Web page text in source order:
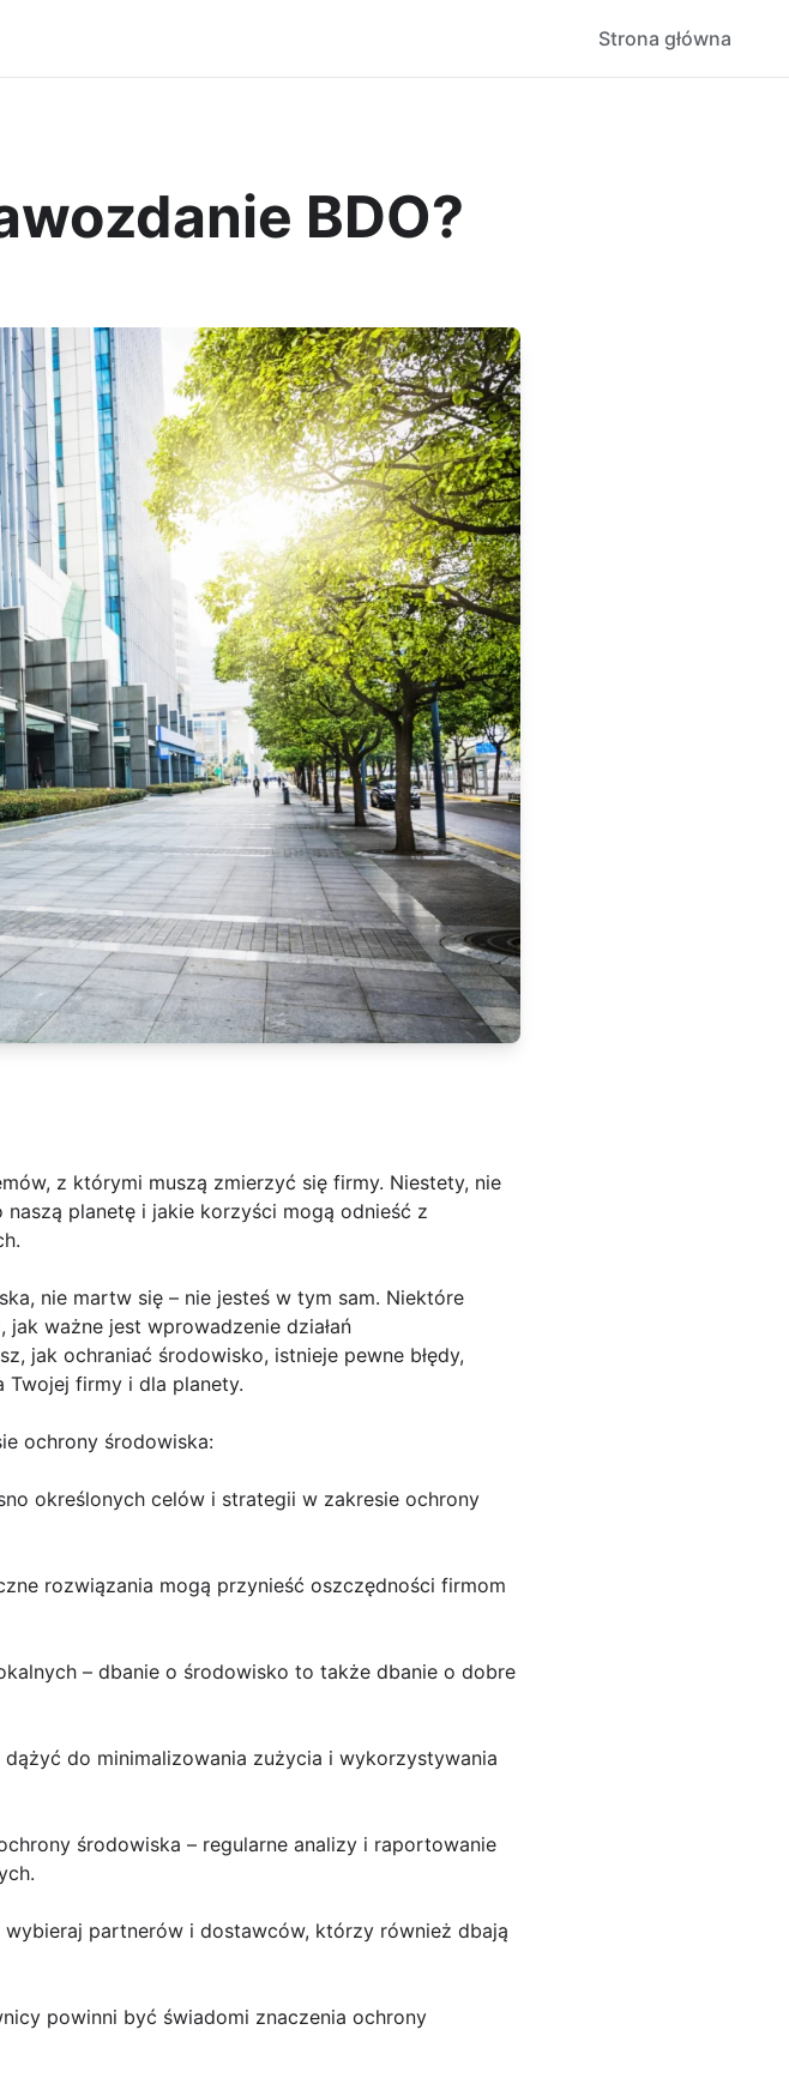
Strona główna
BDO?
z którymi muszą zmierzyć się firmy. Niestety, nie
planetę i jakie korzyści mogą odnieść z
nie martw się – nie jesteś w tym sam. Niektóre
ważne jest wprowadzenie działań
jak ochraniać środowisko, istnieje pewne błędy,
Twojej firmy i dla planety.
ochrony środowiska:
określonych celów i strategii w zakresie ochrony
rozwiązania mogą przynieść oszczędności firmom
– dbanie o środowisko to także dbanie o dobre
do minimalizowania zużycia i wykorzystywania
środowiska – regularne analizy i raportowanie
partnerów i dostawców, którzy również dbają
powinni być świadomi znaczenia ochrony